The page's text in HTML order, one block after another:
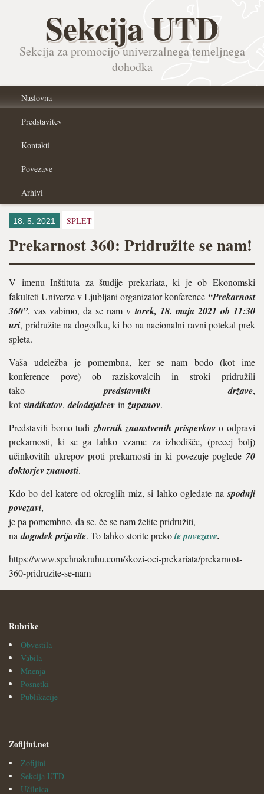
Sekcija UTD
Sekcija za promocijo univerzalnega temeljnega
dohodka
Naslovna
Predstavitev
Kontakti
Povezave
Arhivi
18. 5. 2021 SPLET
Prekarnost 360: Pridružite se nam!
V imenu Inštituta za študije prekariata, ki je ob Ekonomski
fakulteti Univerze v Ljubljani organizator konference “Prekarnost
360”, vas vabimo, da se nam vtorek, 18. maja 2021 ob 11:30
uri, pridružite na dogodku, ki bo na nacionalni ravni potekal prek
spleta.
Vaša udeležba je pomembna, ker se nam bodo (kot ime
konference pove) ob raziskovalcih in stroki pridružili
tako predstavniki države,
kotsindikatov,delodajalcev in županov.
Predstavili bomo tudi zbornik znanstvenih prispevkovo odpravi
prekarnosti, ki se ga lahko vzame za izhodišče, (precej bolj)
učinkovitih ukrepov proti prekarnosti in ki povezuje poglede 70
doktorjev znanosti.
Kdo bo del katere od okroglih miz, si lahko ogledate naspodnji
povezavi,
je pa pomembno, da se. če se nam želite pridružiti,
nadogodek prijavite. To lahko storite prekote povezave.
https://www.spehnakruhu.com/skozi-oci-prekariata/prekarnost-
360-pridruzite-se-nam
Rubrike
Obvestila
Vabila
Mnenja
Posnetki
Publikacije
Zofijini.net
Zofijini
Sekcija UTD
Učilnica